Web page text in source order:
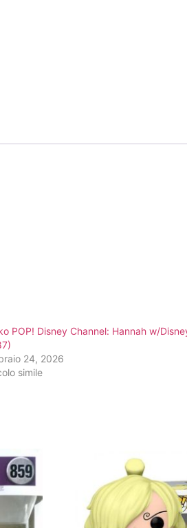
POP! Disney Channel: Hannah w/
24, 2026
simile